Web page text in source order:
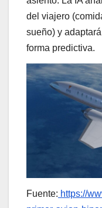
del viajero
sueño) y
forma predictiva.
Fuente: https://